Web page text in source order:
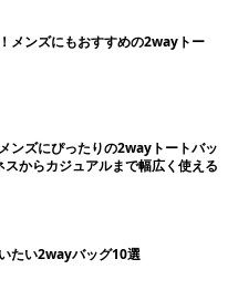
メンズにもおすすめの2wayトー
ンズにぴったりの2wayトートバッ
からカジュアルまで幅広く使える
たい2wayバッグ10選